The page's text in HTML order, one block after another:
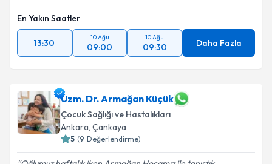
En Yakın Saatler
13:30
10 Ağu
09:00
10 Ağu
09:30 Daha Fazla
Uzm. Dr. Armağan Küçük
Çocuk Sağlığı ve Hastalıkları
Ankara, Çankaya
5 (9 Değerlendirme)